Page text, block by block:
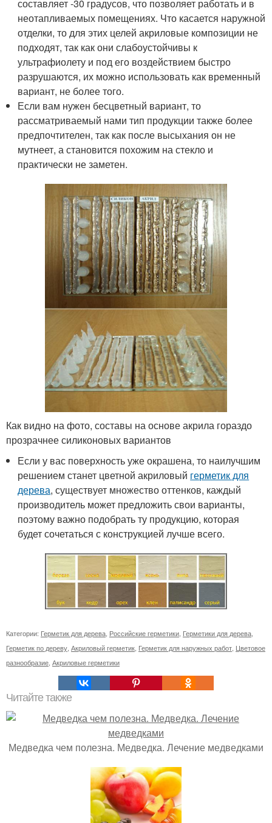
составляет -30 градусов, что позволяет работать и в
неотапливаемых помещениях. Что касается наружной
отделки, то для этих целей акриловые композиции не
подходят, так как они слабоустойчивы к
ультрафиолету и под его воздействием быстро
разрушаются, их можно использовать как временный
вариант, не более того.
Если вам нужен бесцветный вариант, то
рассматриваемый нами тип продукции также более
предпочтителен, так как после высыхания он не
мутнеет, а становится похожим на стекло и
практически не заметен.
Как видно на фото, составы на основе акрила гораздо
прозрачнее силиконовых вариантов
Если у вас поверхность уже окрашена, то наилучшим
решением станет цветной акриловый герметик для
дерева, существует множество оттенков, каждый
производитель может предложить свои варианты,
поэтому важно подобрать ту продукцию, которая
будет сочетаться с конструкцией лучше всего.
Категории: Герметик для дерева Российские герметики Герметики для дерева
Герметик по дереву Акриловый герметик Герметик для наружных работ Цветовое
разнообразие Акриловые герметики
Читайте также
Медведка чем полезна. Медведка. Лечение медведками